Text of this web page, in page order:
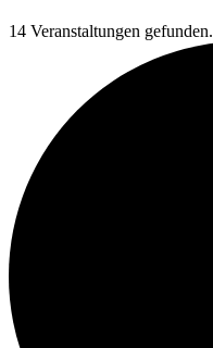
14 Veranstaltungen gefunden.